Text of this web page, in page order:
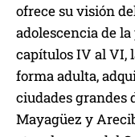
ofrece su visión
adolescencia de
capítulos IV al VI,
forma adulta,
ciudades grandes
Mayagüez y